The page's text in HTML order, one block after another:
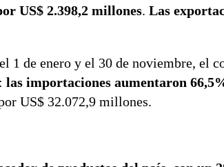
US$ 2.398,2 millones. Las
1 de enero y el 30 de noviembre, el
las importaciones aumentaron
US$ 32.072,9 millones.